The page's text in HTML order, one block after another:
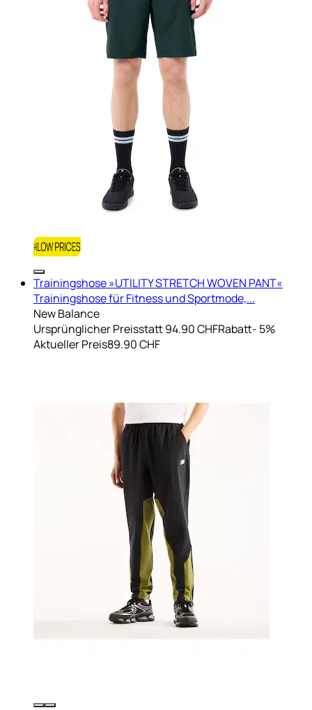
Trainingshose »UTILITY STRETCH WOVEN PANT«
Trainingshose für Fitness und Sportmode,...
New Balance
Ursprünglicher Preisstatt 94.90 CHFRabatt- 5%
Aktueller Preis89.90 CHF